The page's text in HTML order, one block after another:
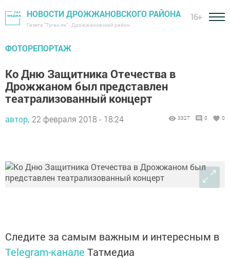
НОВОСТИ ДРОЖЖАНОВСКОГО РАЙОНА
Газета "Туган як" - Дрожжановский район
16+
ФОТОРЕПОРТАЖ
Ко Дню Защитника Отечества в
Дрожжаном был представлен
театрализованный концерт
автор, 22 февраля 2018 - 18:24 3327 0 0
Следите за самым важным и интересным в
Telegram-канале Татмедиа